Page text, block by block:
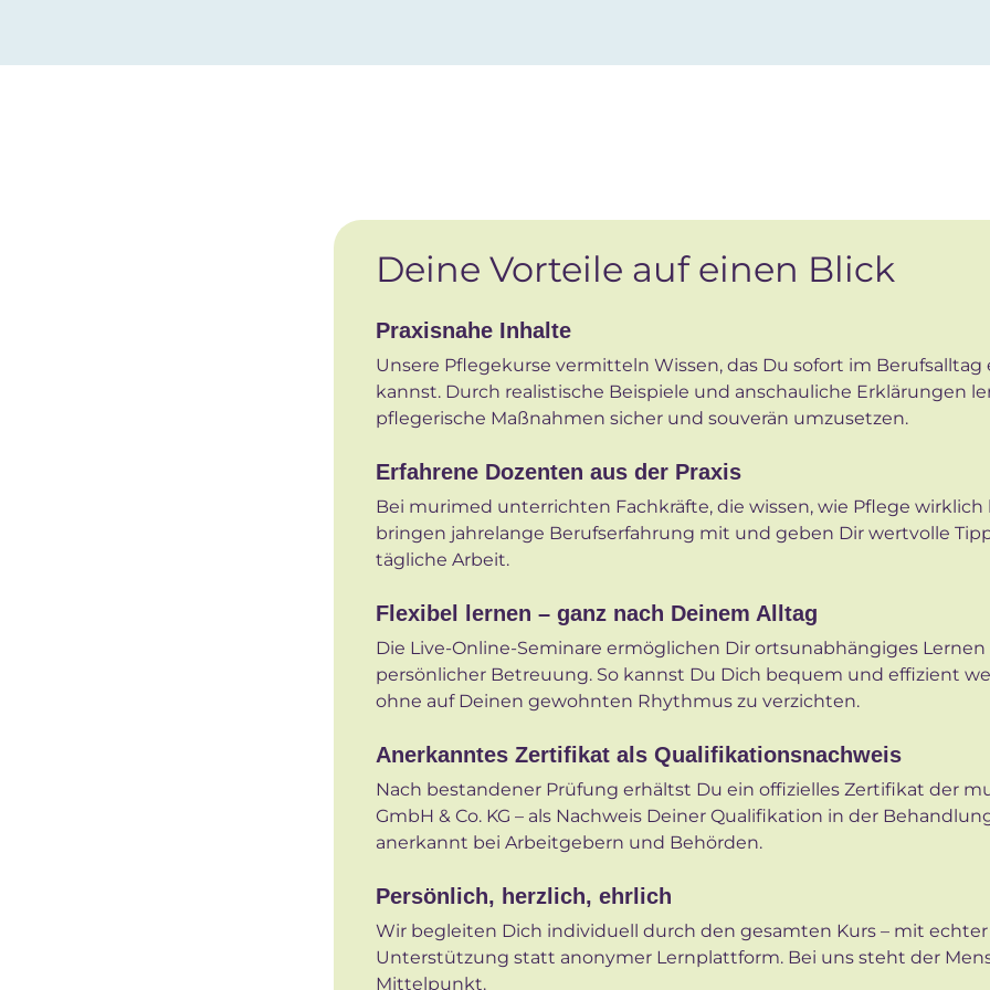
Deine Vorteile auf einen Blick
Praxisnahe Inhalte
Unsere Pflegekurse vermitteln Wissen, das Du sofort im Berufsalltag
kannst. Durch realistische Beispiele und anschauliche Erklärungen
pflegerische Maßnahmen sicher und souverän umzusetzen.
Erfahrene Dozenten aus der Praxis
Bei murimed unterrichten Fachkräfte, die wissen, wie Pflege wirklich
bringen jahrelange Berufserfahrung mit und geben Dir wertvolle
tägliche Arbeit.
Flexibel lernen – ganz nach Deinem Alltag
Die Live-Online-Seminare ermöglichen Dir ortsunabhängiges
persönlicher Betreuung. So kannst Du Dich bequem und effizient
ohne auf Deinen gewohnten Rhythmus zu verzichten.
Anerkanntes Zertifikat als Qualifikationsnachweis
Nach bestandener Prüfung erhältst Du ein offizielles Zertifikat der
GmbH & Co. KG – als Nachweis Deiner Qualifikation in der
anerkannt bei Arbeitgebern und Behörden.
Persönlich, herzlich, ehrlich
Wir begleiten Dich individuell durch den gesamten Kurs – mit echter
Unterstützung statt anonymer Lernplattform. Bei uns steht der
Mittelpunkt.